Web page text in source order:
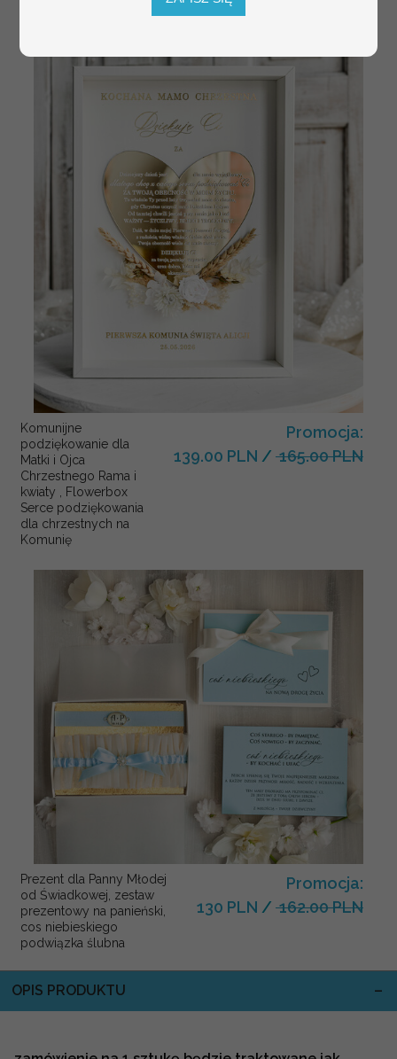
Komunijne
podziękowanie dla
Matki i Ojca
Chrzestnego Rama i
kwiaty , Flowerbox
Serce podziękowania
dla chrzestnych na
Komunię
Promocja:
139.00 PLN / 165.00 PLN
Prezent dla Panny Młodej
od Świadkowej, zestaw
prezentowy na panieński,
cos niebieskiego
podwiązka ślubna
Promocja:
130 PLN / 162.00 PLN
OPIS PRODUKTU